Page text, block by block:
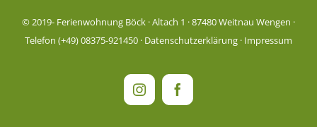
© 2019- Ferienwohnung Böck · Altach 1 · 87480 Weitnau Wengen ·
Telefon (+49) 08375-921450 · Datenschutzerklärung · Impressum
InstagramFacebook